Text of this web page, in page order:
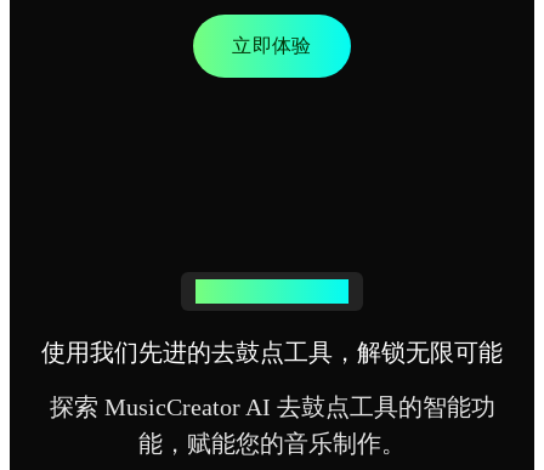
立即体验
使用我们先进的去鼓点工具，解锁无限可能
探索 MusicCreator AI 去鼓点工具的智能功
能，赋能您的音乐制作。